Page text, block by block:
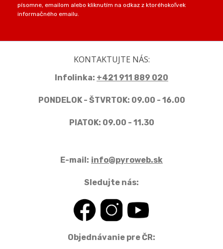
písomne, emailom alebo kliknutím na odkaz z ktoréhokoľvek
informačného emailu.
KONTAKTUJTE NÁS:
Infolinka: +421 911 889 020
PONDELOK - ŠTVRTOK: 09.00 - 16.00
PIATOK: 09.00 - 11.30
E-mail: info@pyroweb.sk
Sledujte nás:
Objednávanie pre ČR: